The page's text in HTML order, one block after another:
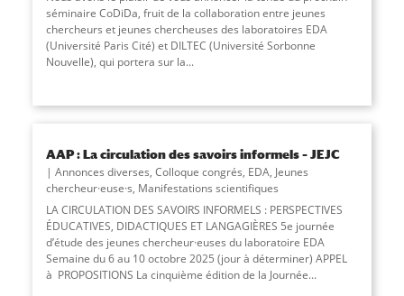
séminaire CoDiDa, fruit de la collaboration entre jeunes
chercheurs et jeunes chercheuses des laboratoires EDA
(Université Paris Cité) et DILTEC (Université Sorbonne
Nouvelle), qui portera sur la...
AAP : La circulation des savoirs informels – JEJC
Annonces diverses, Colloque congrés, EDA, Jeunes
chercheur·euse·s, Manifestations scientifiques
LA CIRCULATION DES SAVOIRS INFORMELS : PERSPECTIVES
ÉDUCATIVES, DIDACTIQUES ET LANGAGIÈRES 5e journée
d’étude des jeunes chercheur·euses du laboratoire EDA
Semaine du 6 au 10 octobre 2025 (jour à déterminer) APPEL
à PROPOSITIONS La cinquième édition de la Journée...